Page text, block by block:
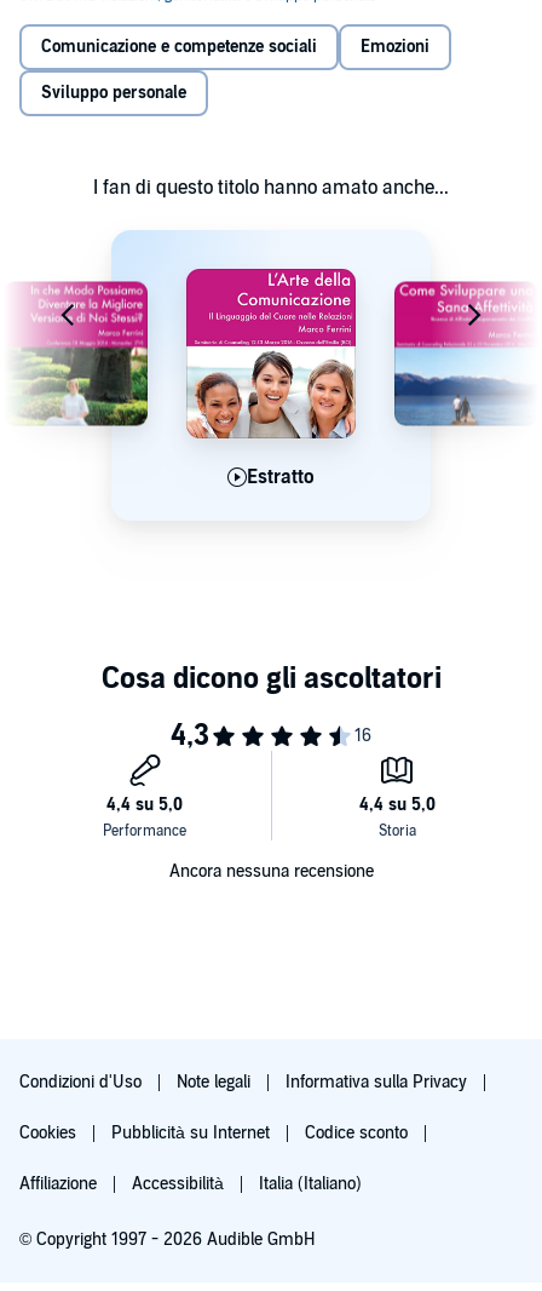
In che modo è possibile rimediare agli errori commessi,
pentirci, perdonarci e perdonare.
Quali sono le virtù da sviluppare e come posso scegliere i
©2017 Centro Studi Bhaktivedanta (P)2017 Centro Studi
Comunicazione e competenze sociali Emozioni
Sviluppo personale
I fan di questo titolo hanno amato anche...
Estratto
Ancora nessuna recensione
Condizioni d'Uso Note legali Informativa sulla Privacy
Cookies Pubblicità su Internet Codice sconto
Affiliazione Accessibilità Italia (Italiano)
© Copyright 1997 - 2026 Audible GmbH